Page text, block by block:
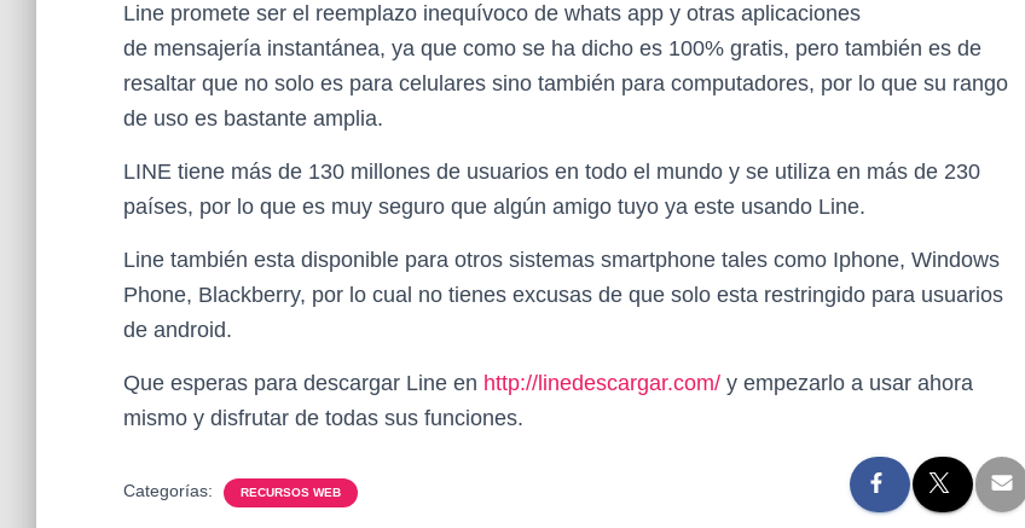
Line promete ser el reemplazo inequívoco de whats app y otras aplicaciones
de mensajería instantánea, ya que como se ha dicho es 100% gratis, pero también es de
resaltar que no solo es para celulares sino también para computadores, por lo que su rango
de uso es bastante amplia.
LINE tiene más de 130 millones de usuarios en todo el mundo y se utiliza en más de 230
países, por lo que es muy seguro que algún amigo tuyo ya este usando Line.
Line también esta disponible para otros sistemas smartphone tales como Iphone, Windows
Phone, Blackberry, por lo cual no tienes excusas de que solo esta restringido para usuarios
de android.
Que esperas para descargar Line en http://linedescargar.com/ y empezarlo a usar ahora
mismo y disfrutar de todas sus funciones.
Categorías: RECURSOS WEB